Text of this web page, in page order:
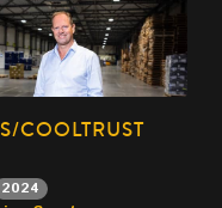
COOLTRUST
2024